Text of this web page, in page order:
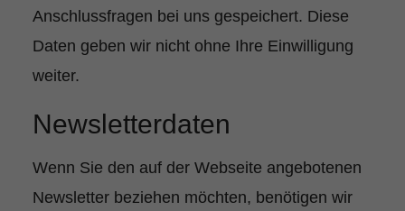
Anschlussfragen bei uns gespeichert. Diese
Daten geben wir nicht ohne Ihre Einwilligung
weiter.
Newsletterdaten
Wenn Sie den auf der Webseite angebotenen
Newsletter beziehen möchten, benötigen wir